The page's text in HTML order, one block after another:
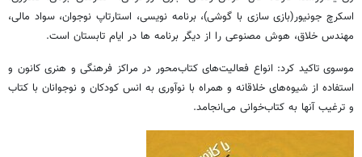
اسکرچ جونیور(بازی سازی با گوشی)، برنامه نویسی، استارتاپ نوجوان، سواد مالی،
مهندس خلاق، هوش مصنوعی را از دیگر برنامه ها در ایام تابستان است.
موسوی تاکید کرد: انواع فعالیت‌های کتاب‌محور در مراکز فرهنگی و هنری کانون و
استفاده از شیوه‌های خلاقانه و همراه با نوآوری به انس کودکان و نوجوانان با کتاب
و ترغیب آنها به کتاب‌خوانی می‌انجامد.